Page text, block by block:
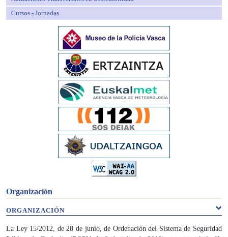
Cursos - Jornadas
Organización
ORGANIZACIÓN
La Ley 15/2012, de 28 de junio, de Ordenación del Sistema de Seguridad